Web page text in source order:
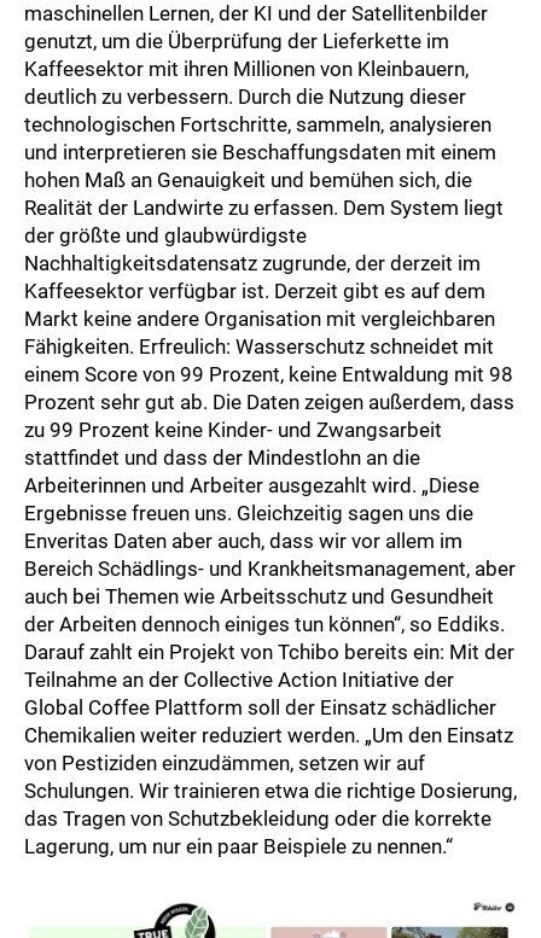
maschinellen Lernen, der KI und der Satellitenbilder
genutzt, um die Überprüfung der Lieferkette im
Kaffeesektor mit ihren Millionen von Kleinbauern,
deutlich zu verbessern. Durch die Nutzung dieser
technologischen Fortschritte, sammeln, analysieren
und interpretieren sie Beschaffungsdaten mit einem
hohen Maß an Genauigkeit und bemühen sich, die
Realität der Landwirte zu erfassen. Dem System liegt
der größte und glaubwürdigste
Nachhaltigkeitsdatensatz zugrunde, der derzeit im
Kaffeesektor verfügbar ist. Derzeit gibt es auf dem
Markt keine andere Organisation mit vergleichbaren
Fähigkeiten. Erfreulich: Wasserschutz schneidet mit
einem Score von 99 Prozent, keine Entwaldung mit 98
Prozent sehr gut ab. Die Daten zeigen außerdem, dass
zu 99 Prozent keine Kinder- und Zwangsarbeit
stattfindet und dass der Mindestlohn an die
Arbeiterinnen und Arbeiter ausgezahlt wird. „Diese
Ergebnisse freuen uns. Gleichzeitig sagen uns die
Enveritas Daten aber auch, dass wir vor allem im
Bereich Schädlings- und Krankheitsmanagement, aber
auch bei Themen wie Arbeitsschutz und Gesundheit
der Arbeiten dennoch einiges tun können“, so Eddiks.
Darauf zahlt ein Projekt von Tchibo bereits ein: Mit der
Teilnahme an der Collective Action Initiative der
Global Coffee Plattform soll der Einsatz schädlicher
Chemikalien weiter reduziert werden. „Um den Einsatz
von Pestiziden einzudämmen, setzen wir auf
Schulungen. Wir trainieren etwa die richtige Dosierung,
das Tragen von Schutzbekleidung oder die korrekte
Lagerung, um nur ein paar Beispiele zu nennen.“